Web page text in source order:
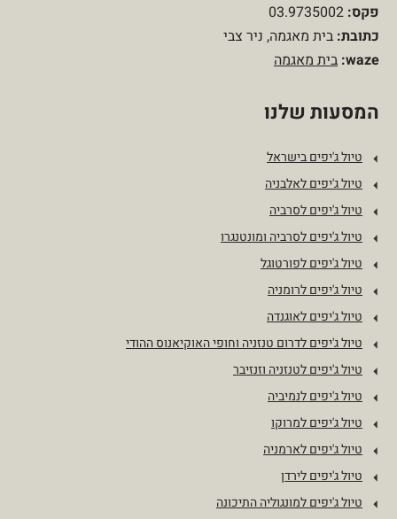
פקס:
כתובת: בית מאגמה, ניר צבי
waze: בית מאגמה
המסעות שלנו
טיול ג'יפים בישראל
טיול ג'יפים לאלבניה
טיול ג'יפים לסרביה
טיול ג'יפים לסרביה ומונטנגרו
טיול ג'יפים לפורטוגל
טיול ג'יפים לרומניה
טיול ג'יפים לאוגנדה
טיול ג'יפים לדרום טנזניה וחופי האוקיאנוס ההודי
טיול ג'יפים לטנזניה וזנזיבר
טיול ג'יפים לנמיביה
טיול ג'יפים למרוקו
טיול ג'יפים לארמניה
טיול ג'יפים לירדן
טיול ג'יפים למונגוליה התיכונה